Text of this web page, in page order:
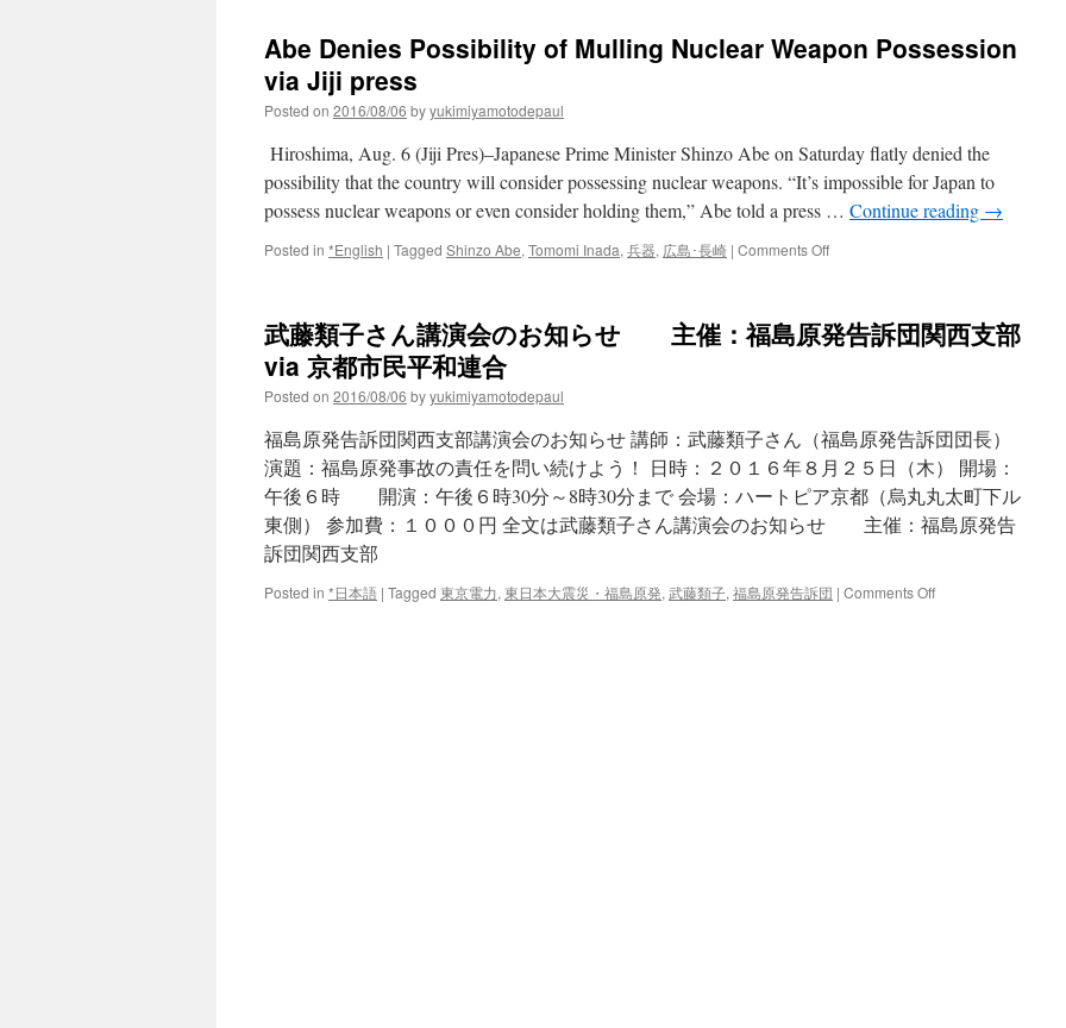
On
71
After
Atomic
Bomb
Was
Dropped
via
Radio
Abe Denies Possibility of Mulling Nuclear Weapon Possession
via Jiji press
Posted on 2016/08/06 byyukimiyamotodepaul
Hiroshima, Aug. 6 (Jiji Pres)–Japanese Prime Minister Shinzo Abe on Saturday flatly denied the
possibility that the country will consider possessing nuclear weapons. “It’s impossible for Japan to
possess nuclear weapons or even consider holding them,” Abe told a press … Continue reading →
Posted in *English | Tagged Shinzo Abe, Tomomi Inada, 兵器, 広島･長崎 | Comments Offon
of
via
Jiji
press
武藤類子さん講演会のお知らせ 主催：福島原発告訴団関西支部
via 京都市民平和連合
Posted on 2016/08/06 byyukimiyamotodepaul
福島原発告訴団関西支部講演会のお知らせ 講師：武藤類子さん（福島原発告訴団団長）
演題：福島原発事故の責任を問い続けよう！ 日時：２０１６年８月２５日（木） 開場：
午後６時 開演：午後６時30分～8時30分まで 会場：ハートピア京都（烏丸丸太町下ル
東側） 参加費：１０００円 全文は武藤類子さん講演会のお知らせ 主催：福島原発告
訴団関西支部
Posted in *日本語 | Tagged 東京電力, 東日本大震災・福島原発, 武藤類子, 福島原発告訴団 | Comments Offon